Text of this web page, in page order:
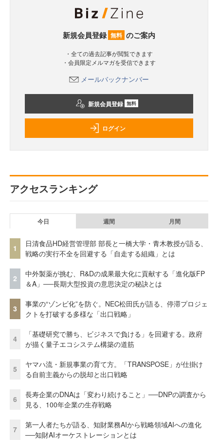
新規会員登録 無料 のご案内
・全ての過去記事が閲覧できます
・会員限定メルマガを受信できます
メールバックナンバー
新規会員登録 無料
ログイン
アクセスランキング
今日 週間 月間
1
日清食品HD経営管理部 部長と一橋大学・青木教授が語る、
戦略の実行不全を回避する「自走する組織」とは
2
中外製薬が挑む、R&Dの成果最大化に貢献する「進化版FP
＆A」──長期大型投資の意思決定の秘訣とは
3
事業の“ゾンビ化”を防ぐ。NEC松田氏が語る、停滞プロジェ
クトを打破する多様な「出口戦略」
4
「基礎研究で勝ち、ビジネスで負ける」を回避する。政府
が描く量子エコシステム構築の道筋
5
ヤマハ流・新規事業の育て方。「TRANSPOSE」が仕掛け
る自前主義からの脱却と出口戦略
6
長寿企業のDNAは「変わり続けること」──DNPの調査から
見る、100年企業の生存戦略
7
第一人者たちが語る、知財業務AIから戦略領域AIへの進化
──知財AIオーケストレーションとは